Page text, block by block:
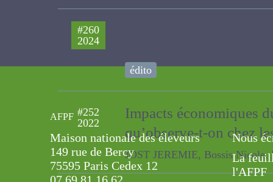
technique
#260
JOST JEREMIE, CAILLAT HUGUES
édito
2022
Impacts économiques
qu’observe-t-on chez
JOST JEREMIE, Bossis Nicole,
AFPF
Maison nationale des éleveurs
149 rue de Bercy
75595 Paris Cedex 12
Nous
La
l'AFPF